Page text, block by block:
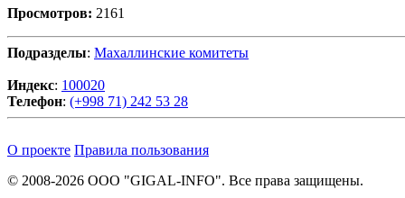
Просмотров: 2161
Подразделы: Махаллинские комитеты
Индекс: 100020
Телефон: (+998 71) 242 53 28
О проекте Правила пользования
© 2008-2026 ООО "GIGAL-INFO". Все права защищены.